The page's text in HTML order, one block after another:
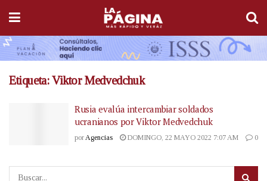
Etiqueta:Viktor Medvedchuk
Rusia evalúa intercambiar soldados
ucranianos por Viktor Medvedchuk
por Agencias DOMINGO, 22 MAYO 2022 7:07 AM 0